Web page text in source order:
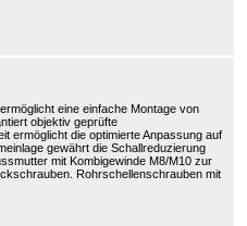
eine einfache Montage von
objektiv geprüfte
ermöglicht die optimierte Anpassung auf
gewährt die Schallreduzierung
mit Kombigewinde M8/M10 zur
Rohrschellenschrauben mit